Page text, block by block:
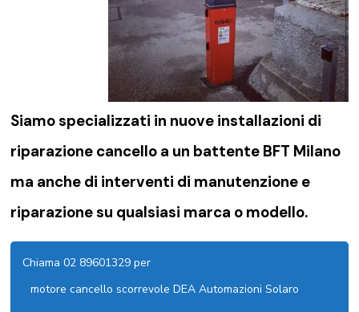
Siamo specializzati in nuove installazioni di
riparazione cancello a un battente BFT Milano
ma anche di interventi di manutenzione e
riparazione su qualsiasi marca o modello.
Chiama 02 89601329 per
motore cancello scorrevole DEA Automazioni Solaro